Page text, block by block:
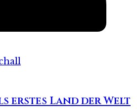
erstes Land der Welt